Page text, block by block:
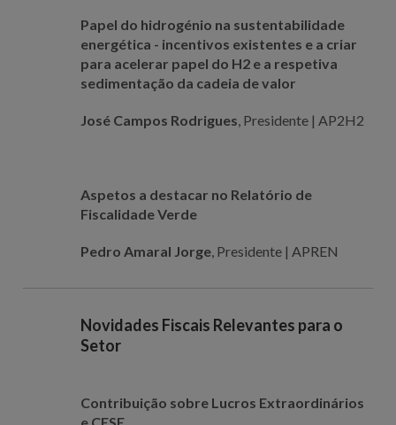
Papel do hidrogénio na sustentabilidade
energética - incentivos existentes e a criar
para acelerar papel do H2 e a respetiva
sedimentação da cadeia de valor
José Campos Rodrigues, Presidente | AP2H2
Aspetos a destacar no Relatório de
Fiscalidade Verde
Pedro Amaral Jorge, Presidente | APREN
Novidades Fiscais Relevantes para o
Setor
Contribuição sobre Lucros Extraordinários